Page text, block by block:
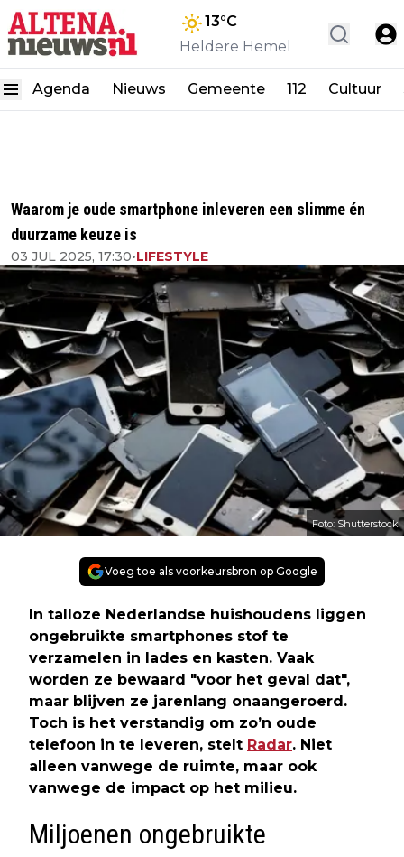
13°C
Heldere Hemel
Agenda Nieuws Gemeente 112 Cultuur
Waarom je oude smartphone inleveren een slimme én
duurzame keuze is
03 JUL 2025, 17:30•LIFESTYLE
Foto: Shutterstock
Voeg toe als voorkeursbron op Google
In talloze Nederlandse huishoudens liggen
ongebruikte smartphones stof te
verzamelen in lades en kasten. Vaak
worden ze bewaard "voor het geval dat",
maar blijven ze jarenlang onaangeroerd.
Toch is het verstandig om zo’n oude
telefoon in te leveren, stelt Radar. Niet
alleen vanwege de ruimte, maar ook
vanwege de impact op het milieu.
Miljoenen ongebruikte